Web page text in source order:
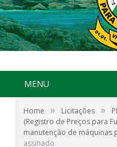
MENU
Home » Licitações »
(Registro de Preços para
manutenção de máquinas
assinado